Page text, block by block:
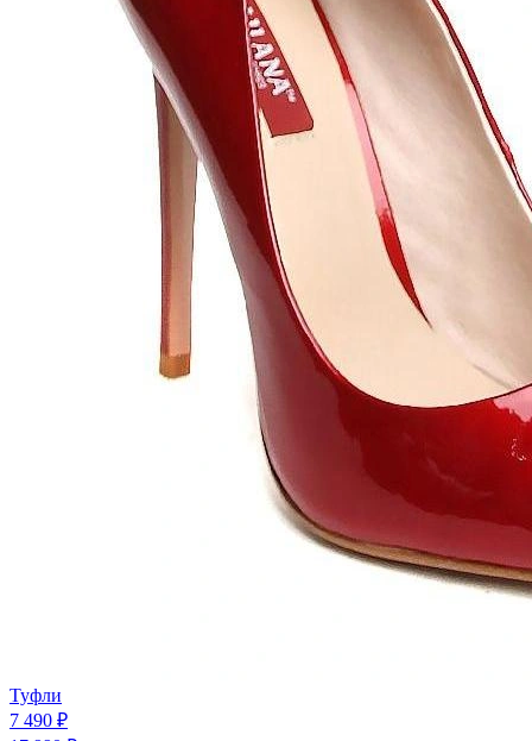
Туфли
7 490 ₽